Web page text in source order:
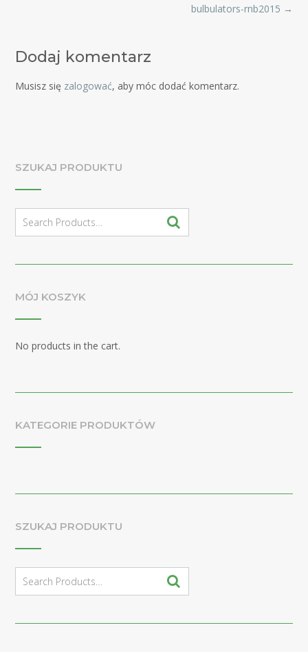
bulbulators-rnb2015 →
Dodaj komentarz
Musisz się zalogować, aby móc dodać komentarz.
SZUKAJ PRODUKTU
for:
MÓJ KOSZYK
No products in the cart.
KATEGORIE PRODUKTÓW
SZUKAJ PRODUKTU
for: